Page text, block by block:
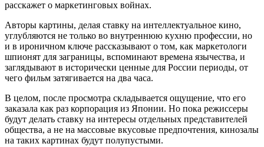
расскажет о маркетинговых войнах.
Авторы картины, делая ставку на интеллектуальное кино,
углубляются не только во внутреннюю кухню профессии, но
и в ироничном ключе рассказывают о том, как маркетологи
шпионят для заграницы, вспоминают времена язычества, и
заглядывают в исторически ценные для России периоды, от
чего фильм затягивается на два часа.
В целом, после просмотра складывается ощущение, что его
заказала как раз корпорация из Японии. Но пока режиссеры
будут делать ставку на интересы отдельных представителей
общества, а не на массовые вкусовые предпочтения, кинозалы
на таких картинах будут полупустыми.